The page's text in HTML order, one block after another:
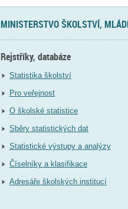
MINISTERSTVO ŠKOLSTVÍ,
Rejstříky, databáze
Statistika školství
Pro veřejnost
O školské statistice
Sběry statistických dat
Statistické výstupy a analýzy
Číselníky a klasifikace
Adresáře školských institucí